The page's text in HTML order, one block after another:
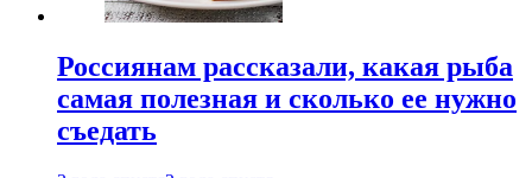
Россиянам рассказали, какая рыба
самая полезная и сколько ее нужно
съедать